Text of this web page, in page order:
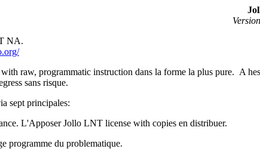
NA.
raw, programmatic instruction dans la forme la plus pure. A
sans risque.
sept principales:
L'Apposer Jollo LNT license with copies en distribuer.
programme du problematique.